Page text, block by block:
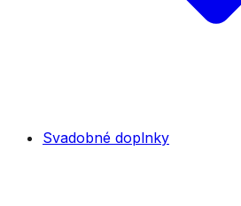
Svadobné doplnky